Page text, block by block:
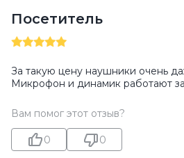
Посетитель
За такую цену наушники очень
Микрофон и динамик работают
Вам помог этот отзыв?
0 0